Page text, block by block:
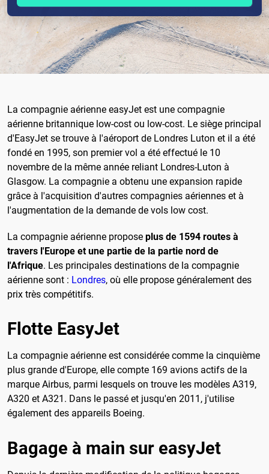
La compagnie aérienne easyJet est une compagnie
aérienne britannique low-cost ou low-cost. Le siège principal
d'EasyJet se trouve à l'aéroport de Londres Luton et il a été
fondé en 1995, son premier vol a été effectué le 10
novembre de la même année reliant Londres-Luton à
Glasgow. La compagnie a obtenu une expansion rapide
grâce à l'acquisition d'autres compagnies aériennes et à
l'augmentation de la demande de vols low cost.
La compagnie aérienne propose plus de 1594 routes à
travers l'Europe et une partie de la partie nord de
l'Afrique. Les principales destinations de la compagnie
aérienne sont : Londres, où elle propose généralement des
prix très compétitifs.
Flotte EasyJet
La compagnie aérienne est considérée comme la cinquième
plus grande d'Europe, elle compte 169 avions actifs de la
marque Airbus, parmi lesquels on trouve les modèles A319,
A320 et A321. Dans le passé et jusqu'en 2011, j'utilise
également des appareils Boeing.
Bagage à main sur easyJet